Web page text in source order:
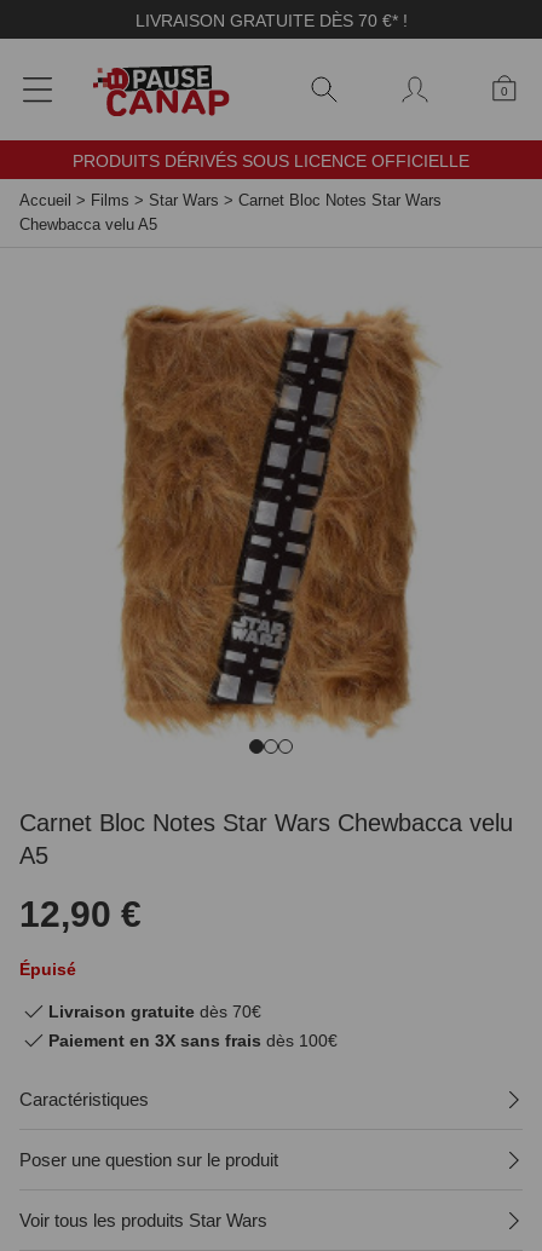
LIVRAISON GRATUITE DÈS 70 €* !
0
PRODUITS DÉRIVÉS SOUS LICENCE OFFICIELLE
Accueil > Films > Star Wars > Carnet Bloc Notes Star Wars
Chewbacca velu A5
Carnet Bloc Notes Star Wars Chewbacca velu
A5
12,90 €
Épuisé
Livraison gratuite dès 70€
Paiement en 3X sans frais dès 100€
Caractéristiques
Poser une question sur le produit
Voir tous les produits Star Wars
Panneau de gestion des cookies